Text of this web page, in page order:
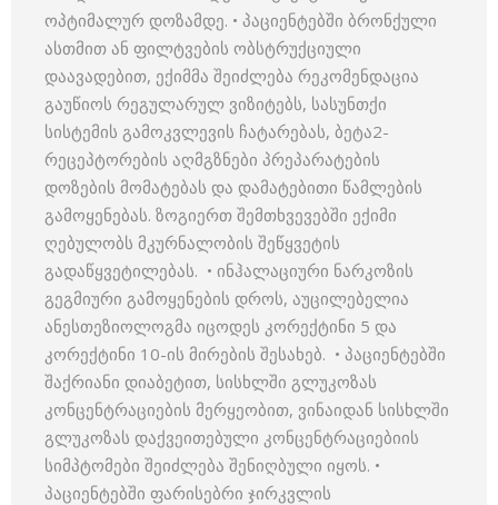
ოპტიმალურ დოზამდე. • პაციენტებში ბრონქული
ასთმით ან ფილტვების ობსტრუქციული
დაავადებით, ექიმმა შეიძლება რეკომენდაცია
გაუწიოს რეგულარულ ვიზიტებს, სასუნთქი
სისტემის გამოკვლევის ჩატარებას, ბეტა2-
რეცეპტორების აღმგზნები პრეპარატების
დოზების მომატებას და დამატებითი წამლების
გამოყენებას. ზოგიერთ შემთხვევებში ექიმი
ღებულობს მკურნალობის შეწყვეტის
გადაწყვეტილებას. • ინჰალაციური ნარკოზის
გეგმიური გამოყენების დროს, აუცილებელია
ანესთეზიოლოგმა იცოდეს კორექტინი 5 და
კორექტინი 10-ის მირების შესახებ. • პაციენტებში
შაქრიანი დიაბეტით, სისხლში გლუკოზას
კონცენტრაციების მერყეობით, ვინაიდან სისხლში
გლუკოზას დაქვეითებული კონცენტრაციებიის
სიმპტომები შეიძლება შენიღბული იყოს. •
პაციენტებში ფარისებრი ჯირკვლის